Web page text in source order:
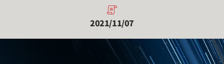
2021/11/07